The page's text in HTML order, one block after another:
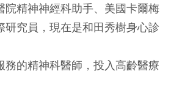
院精神神經科助手、美國卡爾梅
研究員，現在是和田秀樹身心診
務的精神科醫師，投入高齡醫療